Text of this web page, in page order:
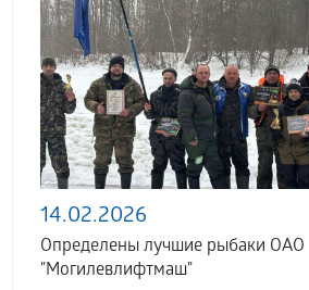
14.02.2026
Определены лучшие рыбаки ОАО
"Могилевлифтмаш"